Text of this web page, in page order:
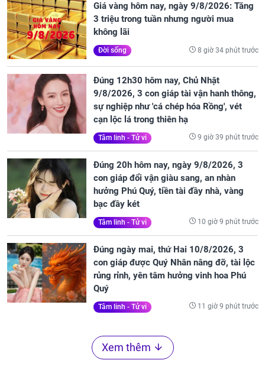
Giá vàng hôm nay, ngày 9/8/2026: Tăng
3 triệu trong tuần nhưng người mua
không lãi
Đời sống 8 giờ 34 phút trước
Đúng 12h30 hôm nay, Chủ Nhật
9/8/2026, 3 con giáp tài vận hanh thông,
sự nghiệp như 'cá chép hóa Rồng', vét
cạn lộc lá trong thiên hạ
Tâm linh - Tử vi 9 giờ 39 phút trước
Đúng 20h hôm nay, ngày 9/8/2026, 3
con giáp đổi vận giàu sang, an nhàn
hưởng Phú Quý, tiền tài đầy nhà, vàng
bạc đầy két
Tâm linh - Tử vi 10 giờ 9 phút trước
Đúng ngày mai, thứ Hai 10/8/2026, 3
con giáp được Quý Nhân nâng đỡ, tài lộc
rủng rỉnh, yên tâm hưởng vinh hoa Phú
Quý
Tâm linh - Tử vi 11 giờ 9 phút trước
Xem thêm